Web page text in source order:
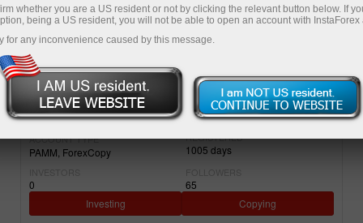
Simple Advanced
ACCOUNT
22186610
PROJECT NAME
TradeSun
ACCOUNT TYPE
PAMM ForexCopy
REGISTERED
1005 days
0
65
Investing
Copying
whether you are a US resident or not by clicking the relevant button below. If
being a US resident, you will not be able to open an account with InstaForex
for any inconvenience caused by this message.